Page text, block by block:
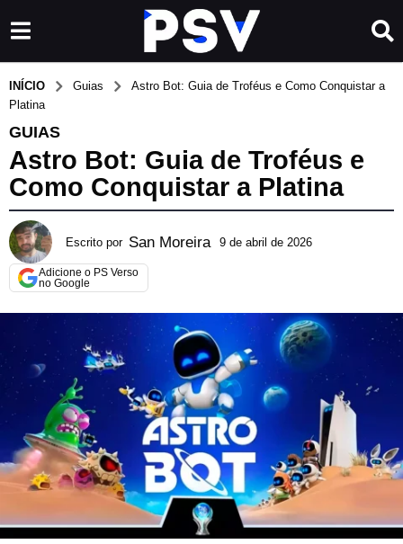
INÍCIO Guias
Astro Bot: Guia de Troféus e Como Conquistar a
Platina
GUIAS
Astro Bot: Guia de Troféus e
Como Conquistar a Platina
Escrito por San Moreira 9 de abril de 2026
m
a
2
6
Adicione o PS Verso
no Google